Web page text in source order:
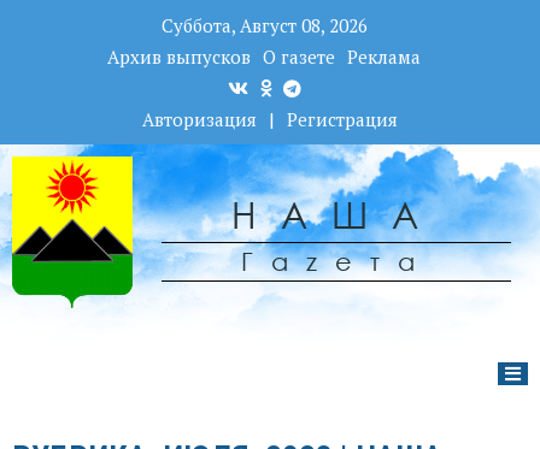
Суббота, Август 08, 2026
Архив выпусков О газете Реклама
Авторизация | Регистрация
НАША
Гаzета